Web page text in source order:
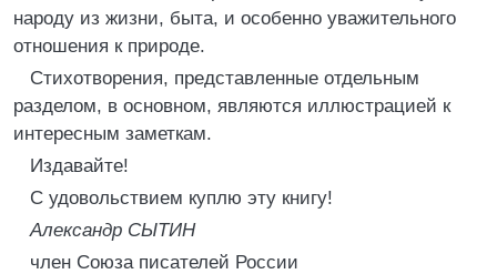
народу из жизни, быта, и особенно уважительного
отношения к природе.
Стихотворения, представленные отдельным
разделом, в основном, являются иллюстрацией к
интересным заметкам.
Издавайте!
С удовольствием куплю эту книгу!
Александр СЫТИН
член Союза писателей России